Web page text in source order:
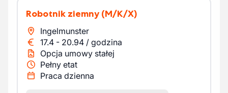
Robotnik ziemny (M/K/X)
Ingelmunster
17.4 - 20.94 / godzina
Opcja umowy stałej
Pełny etat
Praca dzienna